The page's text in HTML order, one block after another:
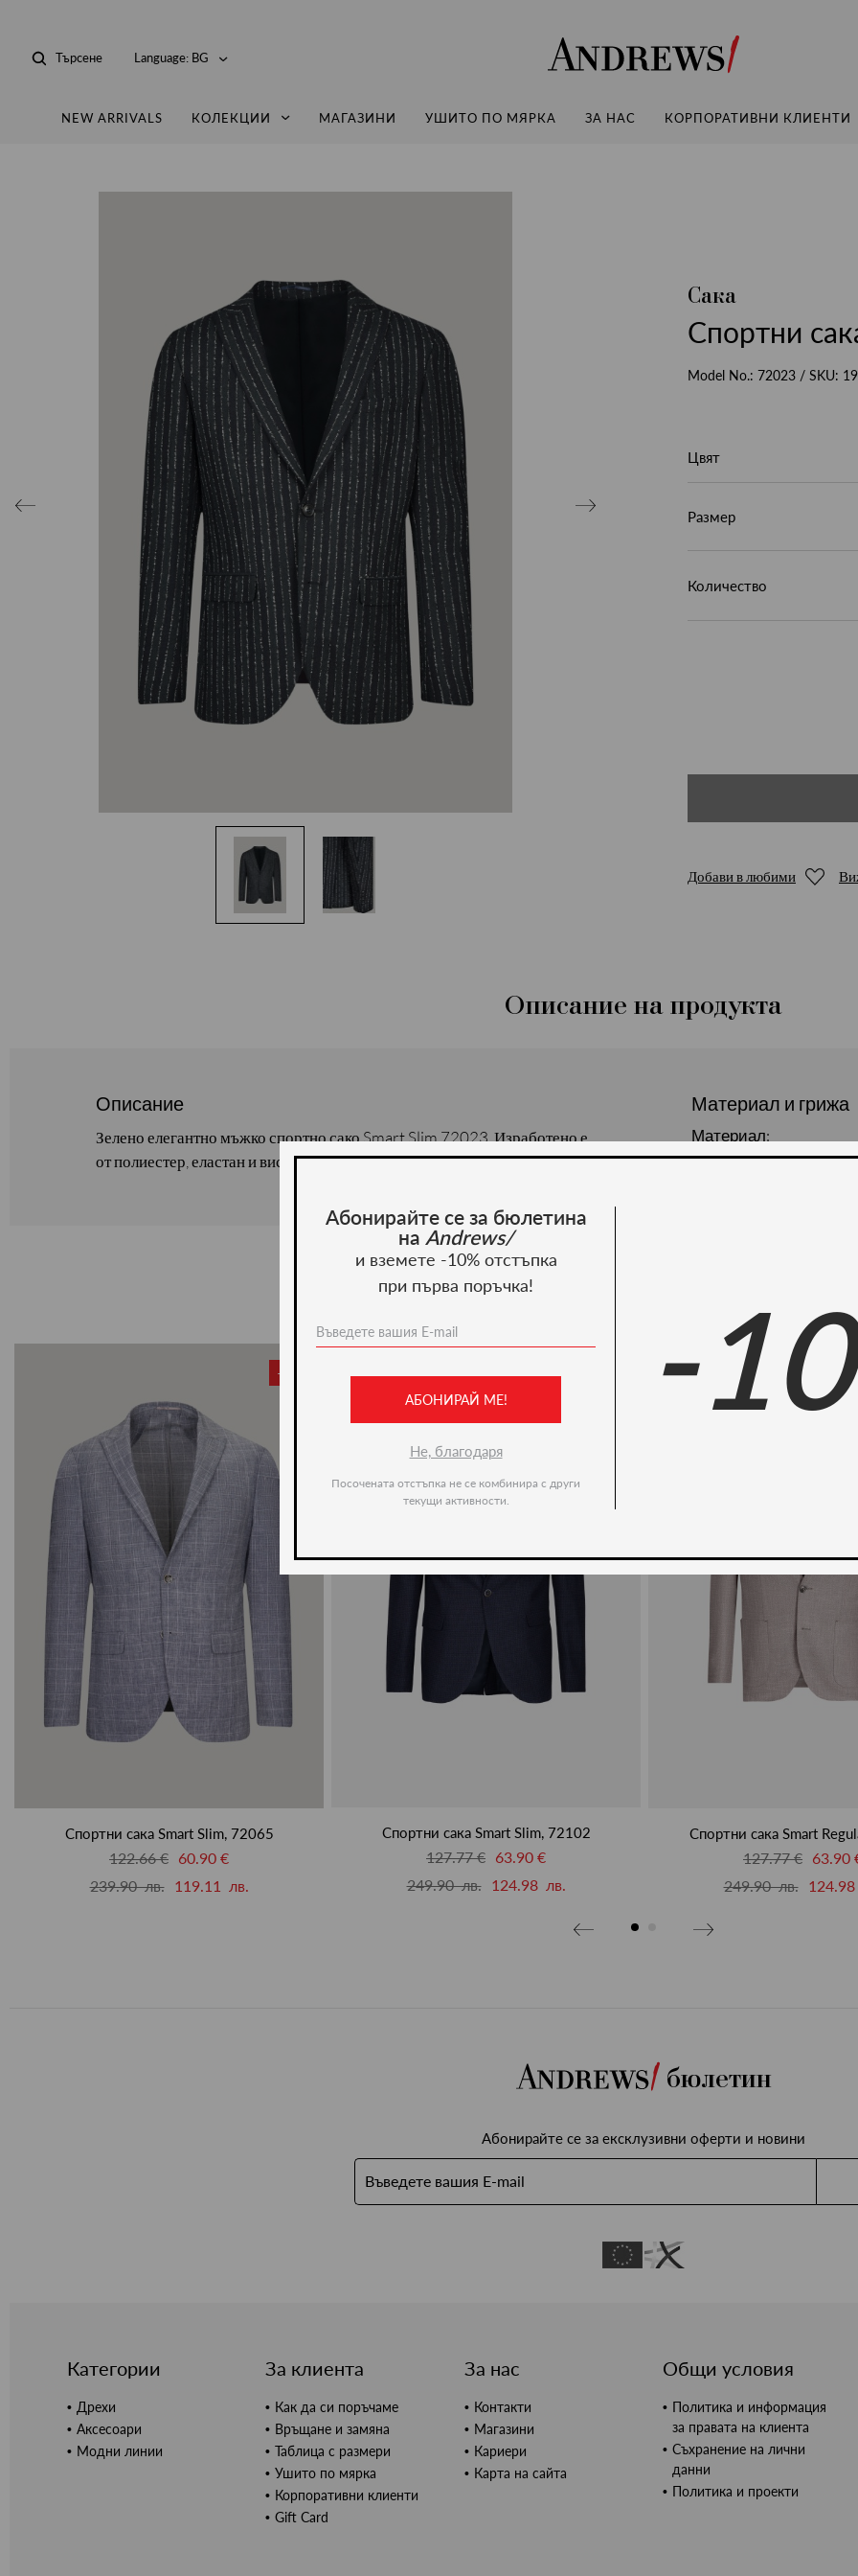
Andrews
Търсене Language: BG
NEW ARRIVALS КОЛЕКЦИИ МАГАЗИНИ УШИТО ПО МЯРКА ЗА НАС КОРПОРАТИВНИ КЛИЕНТИ
Сака
Спортни
Model No.: 72023 / SKU:
Цвят
Размер
Количество
Добави в любими
Описание на продукта
Описание
Зелено елегантно мъжко спортно сако Smart Slim 72023. Изработено е
от полиестер, еластан и вискоза. Предлага се в размер 46-60.
Материал и грижа
Материал:
Ние препоръчваме
-50%
Спортни сака Smart Slim, 72065
122.66 € 60.90 €
239.90 лв.
119.11 лв.
Спортни сака Smart Slim, 72102
127.77 € 63.90 €
249.90 лв.
124.98 лв.
Спортни сака Smart
127.77 € 63.90
249.90 лв.
124.98
бюлетин
Абонирайте се за ексклузивни оферти и новини
Категории
Дрехи
Аксесоари
Модни линии
За клиента
Как да си поръчаме
Връщане и замяна
Таблица с размери
Ушито по мярка
Корпоративни клиенти
Gift Card
За нас
Контакти
Магазини
Кариери
Карта на сайта
Общи условия
Политика и информация
за правата на клиента
Съхранение на лични
данни
Политика и проекти
Абонирайте се за бюлетина
на Andrews/
и вземете -10% отстъпка
при първа поръчка!
АБОНИРАЙ МЕ!
Не, благодаря
Посочената отстъпка не се комбинира с други
текущи активности.
-